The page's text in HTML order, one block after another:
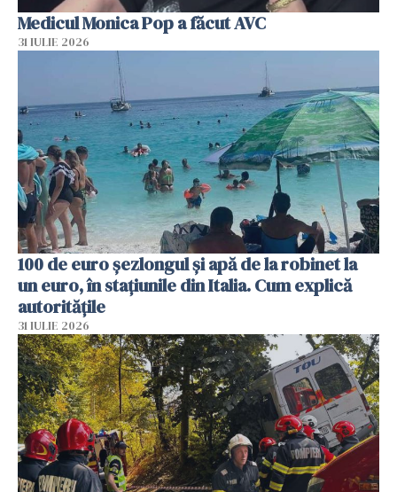
Medicul Monica Pop a făcut AVC
31 IULIE 2026
100 de euro șezlongul și apă de la robinet la
un euro, în stațiunile din Italia. Cum explică
autoritățile
31 IULIE 2026